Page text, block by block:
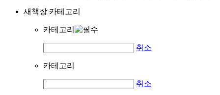
새책장 카테고리
카테고리
취소
카테고리
취소